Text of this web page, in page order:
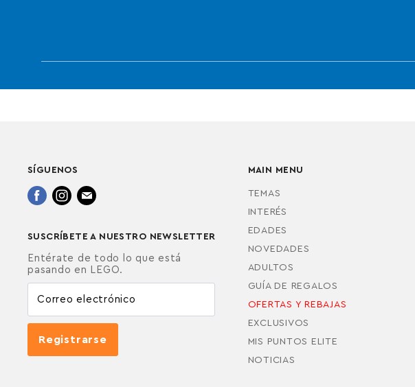
SÍGUENOS
Encuéntrenos
Encuéntrenos
Encuéntrenos
SUSCRÍBETE A NUESTRO NEWSLETTER
Entérate de todo lo que está
pasando en LEGO.
Correo electrónico
Registrarse
MAIN MENU
TEMAS
INTERÉS
EDADES
NOVEDADES
ADULTOS
GUÍA DE REGALOS
OFERTAS Y REBAJAS
EXCLUSIVOS
MIS PUNTOS ELITE
NOTICIAS